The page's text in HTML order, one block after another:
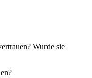
Wurde sie